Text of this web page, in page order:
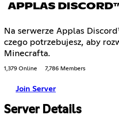
APPLAS
Na serwerze Applas
czego potrzebujesz, aby
Minecrafta.
1,379 Online 7,786 Members
Join Server
Server Details